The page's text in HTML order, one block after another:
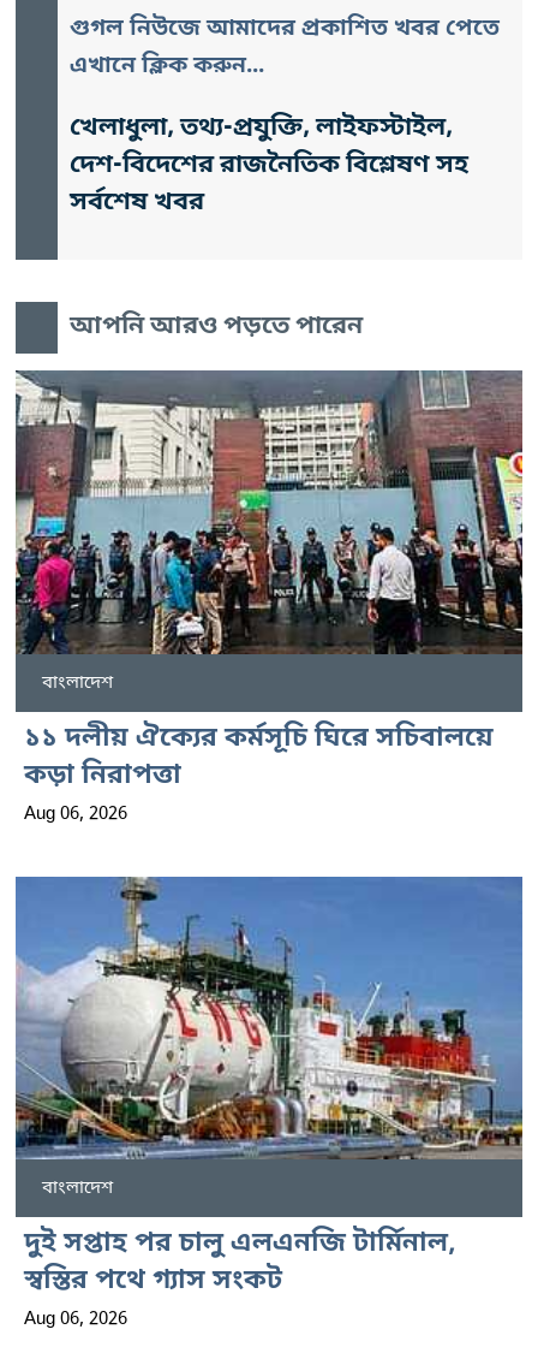
গুগল নিউজে আমাদের প্রকাশিত খবর পেতে
এখানে ক্লিক করুন...
খেলাধুলা, তথ্য-প্রযুক্তি, লাইফস্টাইল,
দেশ-বিদেশের রাজনৈতিক বিশ্লেষণ সহ
সর্বশেষ খবর
আপনি আরও পড়তে পারেন
বাংলাদেশ
১১ দলীয় ঐক্যের কর্মসূচি ঘিরে সচিবালয়ে
কড়া নিরাপত্তা
Aug 06, 2026
বাংলাদেশ
দুই সপ্তাহ পর চালু এলএনজি টার্মিনাল,
স্বস্তির পথে গ্যাস সংকট
Aug 06, 2026